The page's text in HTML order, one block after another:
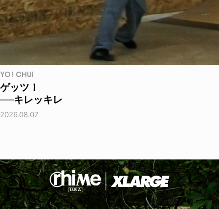
YO! CHUI
ゲッツ！
──キレッキレ
2026.08.07